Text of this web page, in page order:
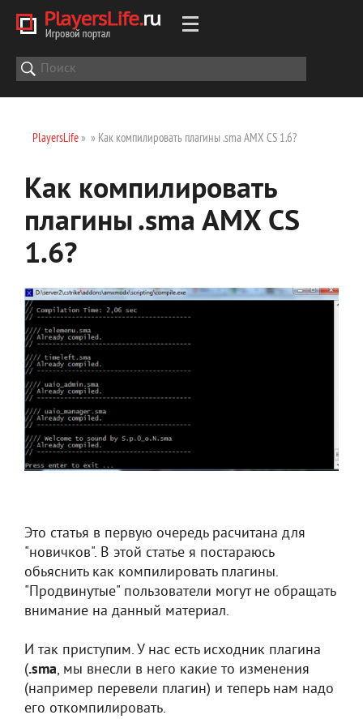
PlayersLife» » Как компилировать плагины .sma AMX CS 1.6?
Как компилировать
плагины .sma AMX CS
1.6?
Это статья в первую очередь расчитана для
"новичков". В этой статье я постараюсь
обьяснить как компилировать плагины.
"Продвинутые" пользователи могут не обращать
внимание на данный материал.
И так приступим. У нас есть исходник плагина
(.sma, мы внесли в него какие то изменения
(например перевели плагин) и теперь нам надо
его откомпилировать.